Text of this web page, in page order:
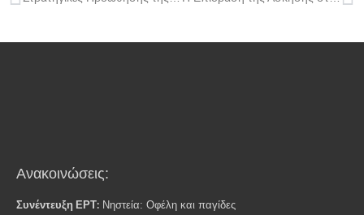
Ανακοινώσεις:
Συνέντευξη ΕΡΤ: Νηστεία: Οφέλη και παγίδες